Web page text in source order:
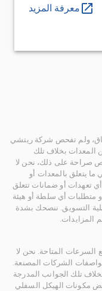
معرفة المزيد
ولم تفحص شركة ريتشي
المعدات بخلاف تلك
صراحة على ذلك، نحن لا
يتعلق بالمعدات أو
تعهدات أو ضمانات تتعلق
أو متطلبات أي سلطة أو هيئة
التسويق. ننصحك بشدة
المتاحة. نحن لا
الشركات المصنعة.
تلك الجوانب المدرجة
مكونات الهيكل السفلي